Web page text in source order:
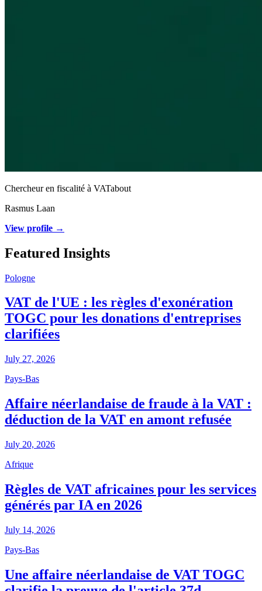
Chercheur en fiscalité à VATabout
Rasmus Laan
View profile →
Featured Insights
Pologne
VAT de l'UE : les règles d'exonération
TOGC pour les donations d'entreprises
clarifiées
July 27, 2026
Pays-Bas
Affaire néerlandaise de fraude à la VAT :
déduction de la VAT en amont refusée
July 20, 2026
Afrique
Règles de VAT africaines pour les services
générés par IA en 2026
July 14, 2026
Pays-Bas
Une affaire néerlandaise de VAT TOGC